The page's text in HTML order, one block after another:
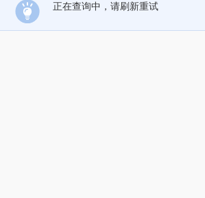
正在查询中，请刷新重试